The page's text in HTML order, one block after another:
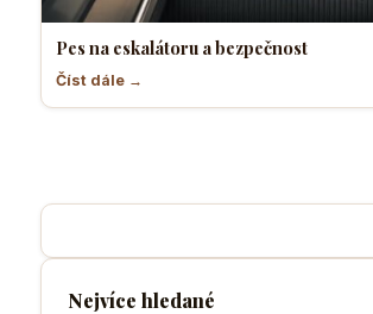
Pes na eskalátoru a bezpečnost
Číst dále →
Nejvíce hledané